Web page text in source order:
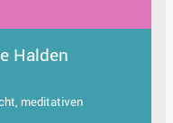
Halden
meditativen